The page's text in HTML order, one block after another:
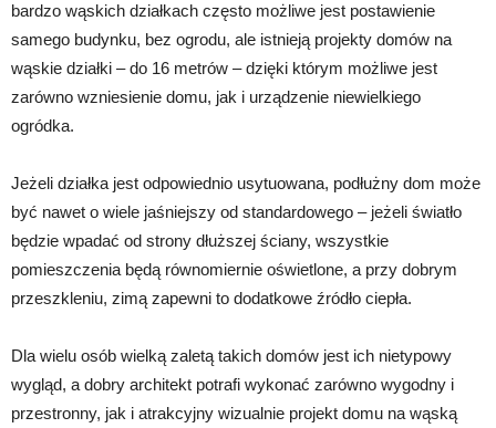
bardzo wąskich działkach często możliwe jest postawienie
samego budynku, bez ogrodu, ale istnieją projekty domów na
wąskie działki – do 16 metrów – dzięki którym możliwe jest
zarówno wzniesienie domu, jak i urządzenie niewielkiego
ogródka.
Jeżeli działka jest odpowiednio usytuowana, podłużny dom może
być nawet o wiele jaśniejszy od standardowego – jeżeli światło
będzie wpadać od strony dłuższej ściany, wszystkie
pomieszczenia będą równomiernie oświetlone, a przy dobrym
przeszkleniu, zimą zapewni to dodatkowe źródło ciepła.
Dla wielu osób wielką zaletą takich domów jest ich nietypowy
wygląd, a dobry architekt potrafi wykonać zarówno wygodny i
przestronny, jak i atrakcyjny wizualnie projekt domu na wąską